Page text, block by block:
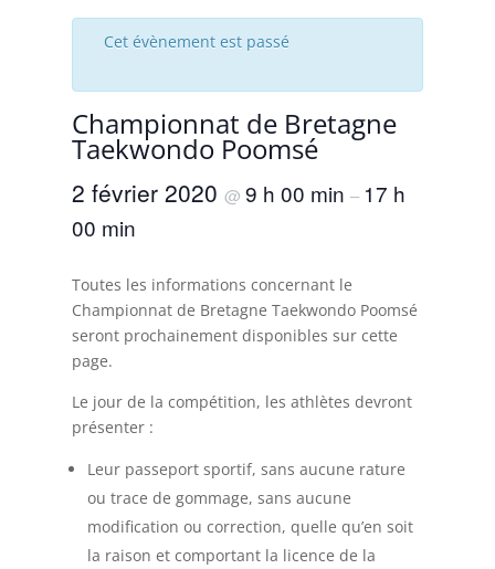
Cet évènement est passé
Championnat de Bretagne
Taekwondo Poomsé
2 février 2020 @ 9 h 00 min – 17 h
00 min
Toutes les informations concernant le
Championnat de Bretagne Taekwondo Poomsé
seront prochainement disponibles sur cette
page.
Le jour de la compétition, les athlètes devront
présenter :
Leur passeport sportif, sans aucune rature
ou trace de gommage, sans aucune
modification ou correction, quelle qu’en soit
la raison et comportant la licence de la